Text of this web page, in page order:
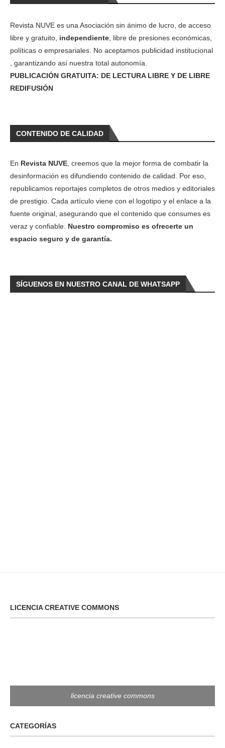
Revista NUVE es una Asociación sin ánimo de lucro, de acceso
libre y gratuito, independiente , libre de presiones económicas,
políticas o empresariales. No aceptamos publicidad institucional
, garantizando así nuestra total autonomía.
PUBLICACIÓN GRATUITA: DE LECTURA LIBRE Y DE LIBRE
REDIFUSIÓN
CONTENIDO DE CALIDAD
En Revista NUVE , creemos que la mejor forma de combatir la
desinformación es difundiendo contenido de calidad. Por eso,
republicamos reportajes completos de otros medios y editoriales
de prestigio. Cada artículo viene con el logotipo y el enlace a la
fuente original, asegurando que el contenido que consumes es
veraz y confiable. Nuestro compromiso es ofrecerte un
espacio seguro y de garantía.
SÍGUENOS EN NUESTRO CANAL DE WHATSAPP
LICENCIA CREATIVE COMMONS
licencia creative commons
CATEGORÍAS